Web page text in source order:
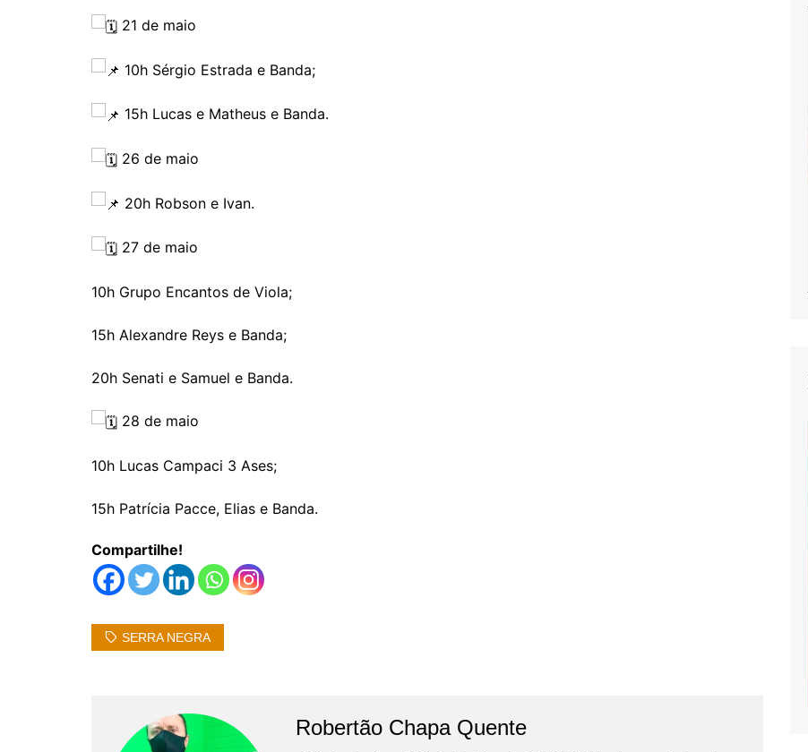
21 de maio
10h Sérgio Estrada e Banda;
15h Lucas e Matheus e Banda.
26 de maio
20h Robson e Ivan.
27 de maio
10h Grupo Encantos de Viola;
15h Alexandre Reys e Banda;
20h Senati e Samuel e Banda.
28 de maio
10h Lucas Campaci 3 Ases;
15h Patrícia Pacce, Elias e Banda.
Compartilhe!
SERRA NEGRA
Robertão Chapa Quente